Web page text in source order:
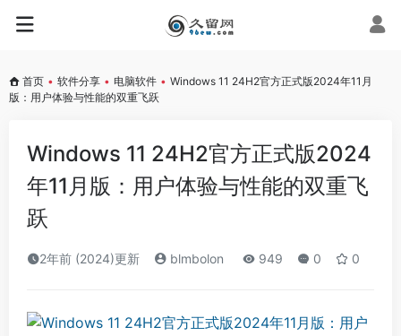
首页 • 软件分享 • 电脑软件 • Windows 11 24H2官方正式版2024年11月
版：用户体验与性能的双重飞跃
Windows 11 24H2官方正式版2024
年11月版：用户体验与性能的双重飞
跃
2年前 (2024)更新 blmbolon 949 0 0